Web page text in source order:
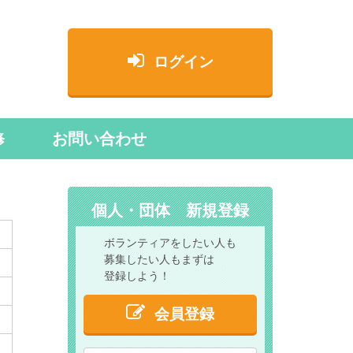
ログイン
お問い合わせ
個人・団体 新規登録
ボランティアをしたい人も
募集したい人もまずは
登録しよう！
会員登録